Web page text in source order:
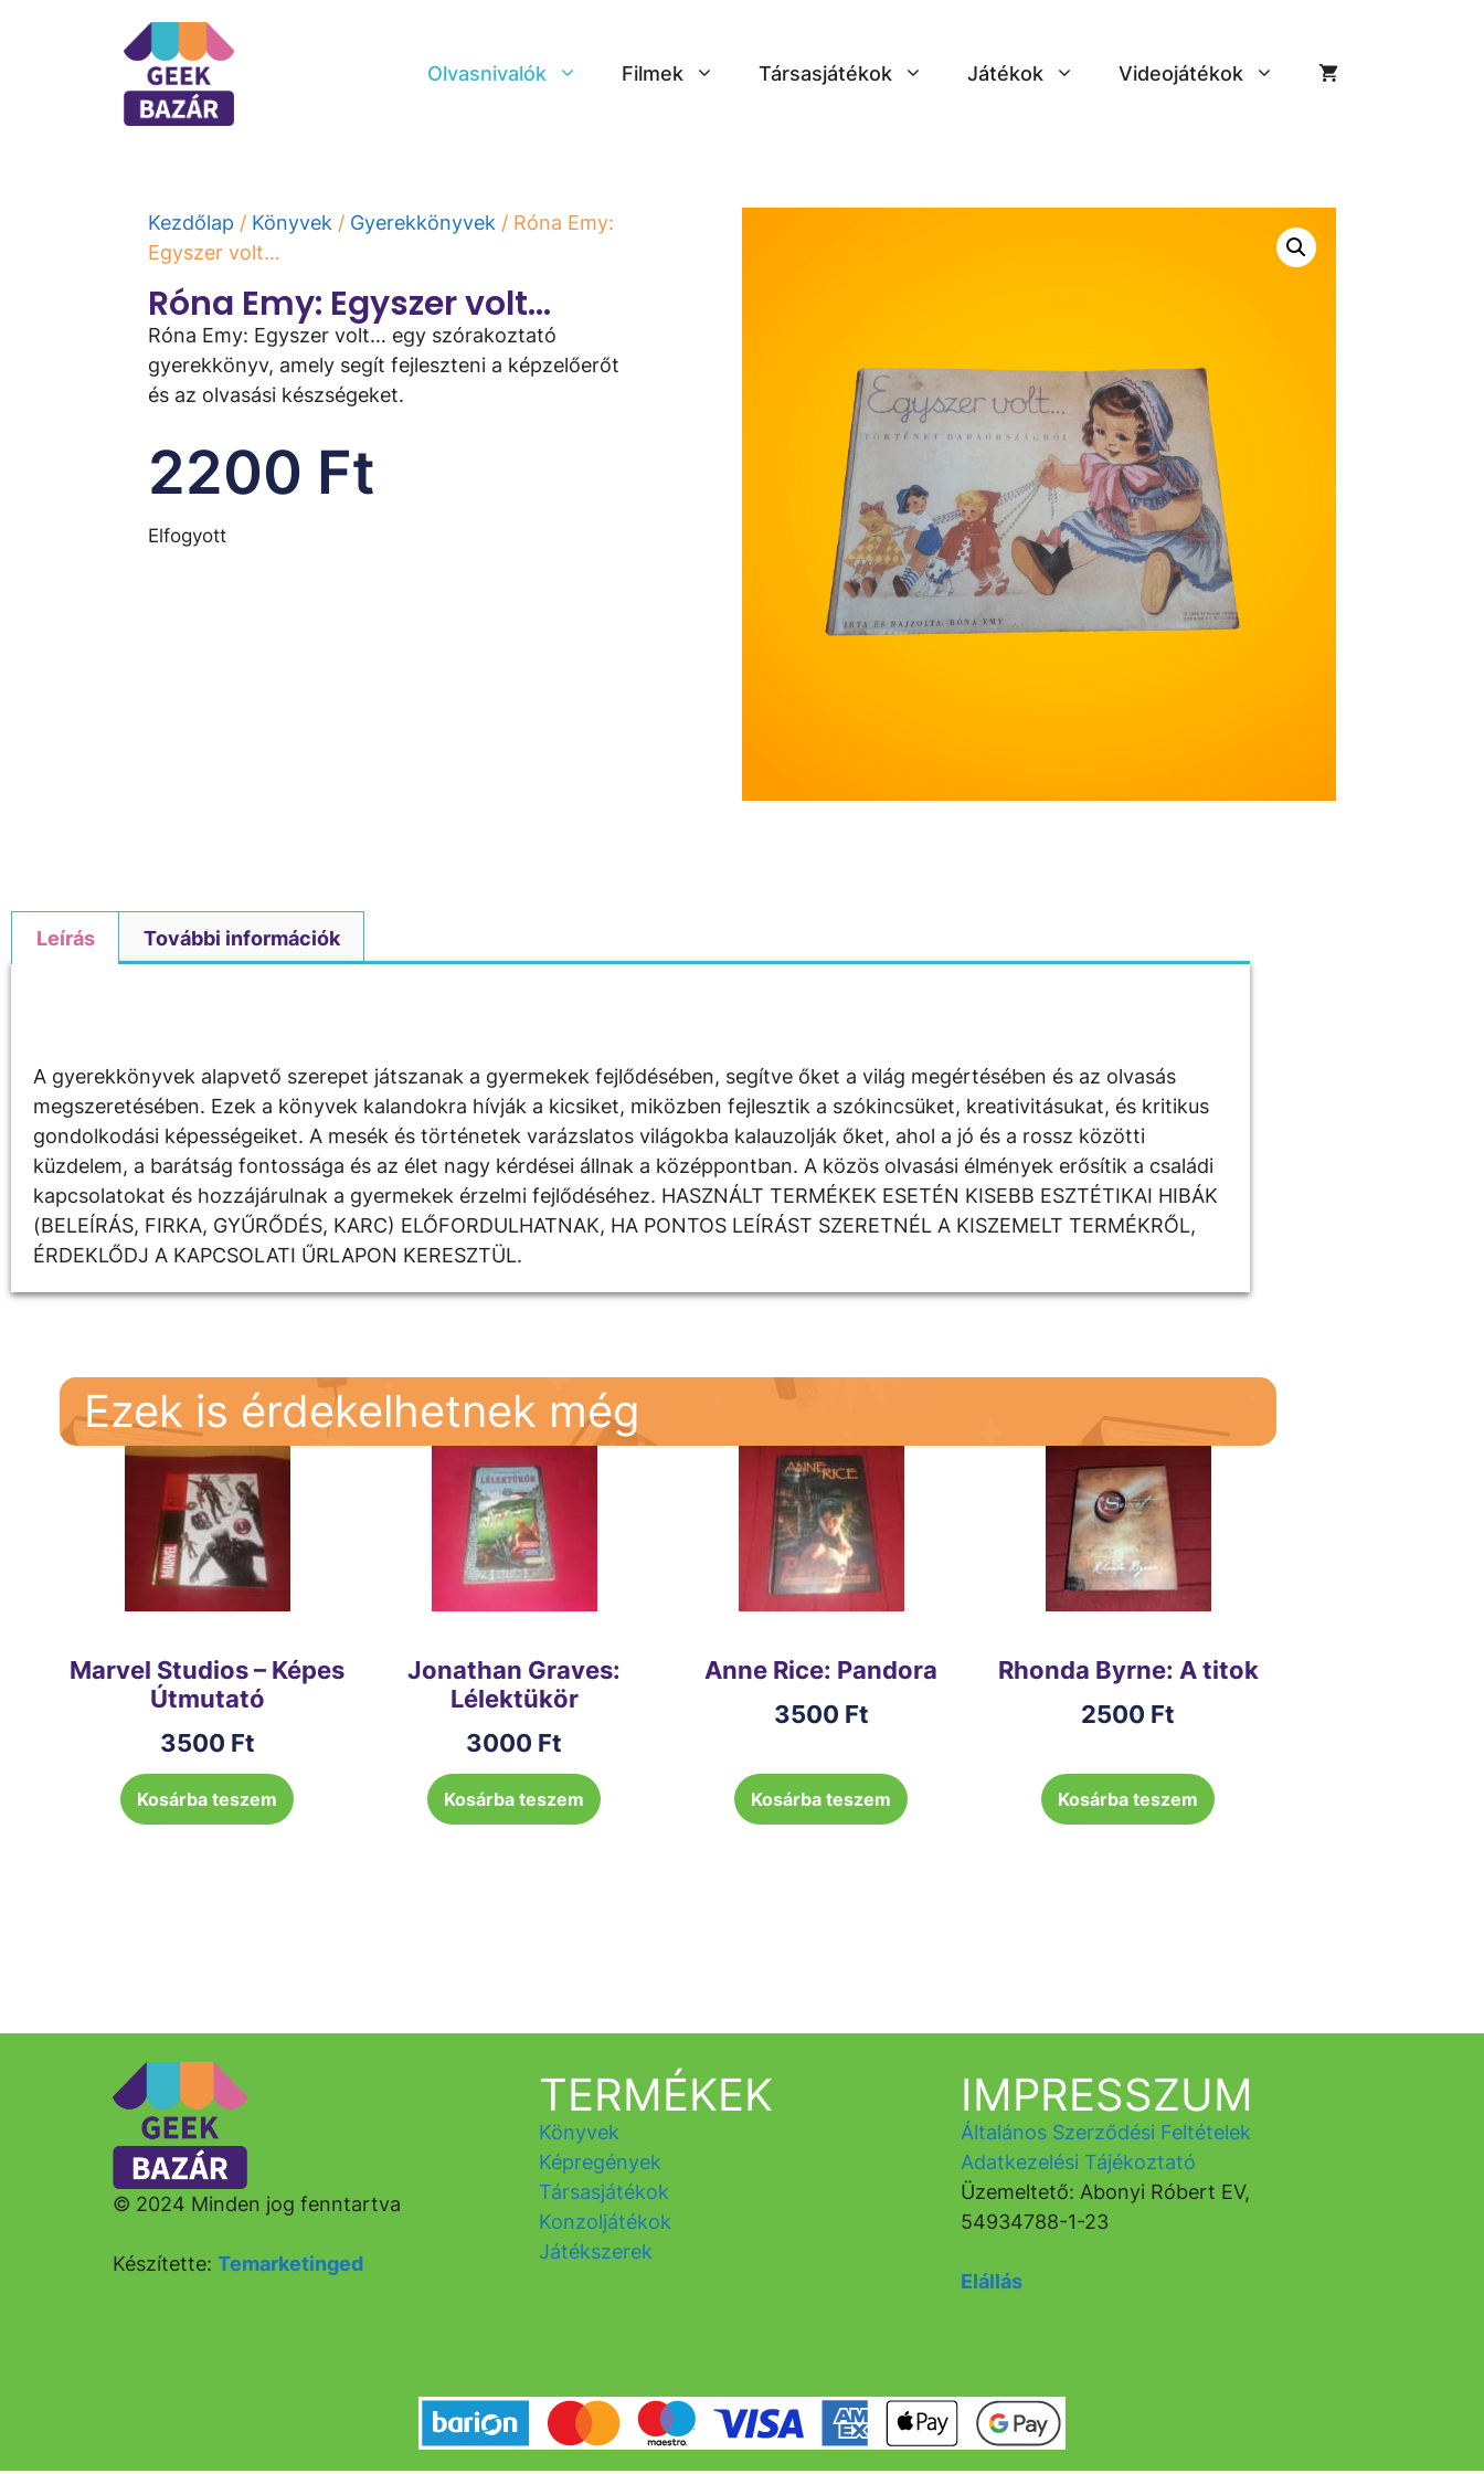
Olvasnivalók Filmek Társasjátékok Játékok Videojátékok
Kezdőlap / Könyvek / Gyerekkönyvek / Róna Emy:
Egyszer volt…
Róna Emy: Egyszer volt…
Róna Emy: Egyszer volt… egy szórakoztató
gyerekkönyv, amely segít fejleszteni a képzelőerőt
és az olvasási készségeket.
2200 Ft
Elfogyott
Leírás További információk
A gyerekkönyvek alapvető szerepet játszanak a gyermekek fejlődésében, segítve őket a világ megértésében és az olvasás
megszeretésében. Ezek a könyvek kalandokra hívják a kicsiket, miközben fejlesztik a szókincsüket, kreativitásukat, és kritikus
gondolkodási képességeiket. A mesék és történetek varázslatos világokba kalauzolják őket, ahol a jó és a rossz közötti
küzdelem, a barátság fontossága és az élet nagy kérdései állnak a középpontban. A közös olvasási élmények erősítik a családi
kapcsolatokat és hozzájárulnak a gyermekek érzelmi fejlődéséhez. HASZNÁLT TERMÉKEK ESETÉN KISEBB ESZTÉTIKAI HIBÁK
(BELEÍRÁS, FIRKA, GYŰRŐDÉS, KARC) ELŐFORDULHATNAK, HA PONTOS LEÍRÁST SZERETNÉL A KISZEMELT TERMÉKRŐL,
ÉRDEKLŐDJ A KAPCSOLATI ŰRLAPON KERESZTÜL.
Ezek is érdekelhetnek még
Marvel Studios – Képes
Útmutató
3500 Ft
Kosárba teszem
Jonathan Graves:
Lélektükör
3000 Ft
Kosárba teszem
Anne Rice: Pandora
3500 Ft
Kosárba teszem
Rhonda Byrne: A titok
2500 Ft
Kosárba teszem
© 2024 Minden jog fenntartva
Készítette: Temarketinged
TERMÉKEK
Könyvek
Képregények
Társasjátékok
Konzoljátékok
Játékszerek
IMPRESSZUM
Általános Szerződési Feltételek
Adatkezelési Tájékoztató
Üzemeltető: Abonyi Róbert EV,
54934788-1-23
Elállás